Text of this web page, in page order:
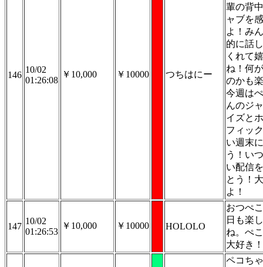
146
10/02
01:26:08
￥10,000 ￥10000 つちはにー
輩の背
ャブを
よ！み
的に話
くれて
ね！何
のかも
今週は
んのジ
イズと
フィッ
い週末
う！い
い配信
とう！
よ！
147
10/02
01:26:53
￥10,000 ￥10000 HOLOLO
おつぺ
日も楽
ね。ぺ
大好き！
ペコち